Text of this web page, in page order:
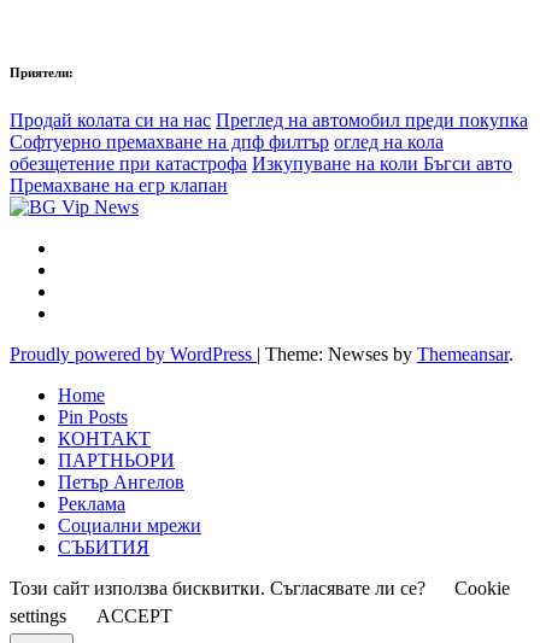
Приятели:
Продай колата си на нас Преглед на автомобил преди покупка
Софтуерно премахване на дпф филтър оглед на кола
обезщетение при катастрофа Изкупуване на коли Бъгси авто
Премахване на егр клапан
Proudly powered by WordPress | Theme: Newses by Themeansar.
Home
Pin Posts
КОНТАКТ
ПАРТНЬОРИ
Петър Ангелов
Реклама
Социални мрежи
СЪБИТИЯ
Този сайт използва бисквитки. Съгласявате ли се?
Cookie
settings
ACCEPT